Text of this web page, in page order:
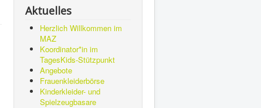
Aktuelles
Herzlich Willkommen im
MAZ
Koordinator*in im
TagesKids-Stützpunkt
Angebote
Frauenkleiderbörse
Kinderkleider- und
Spielzeugbasare